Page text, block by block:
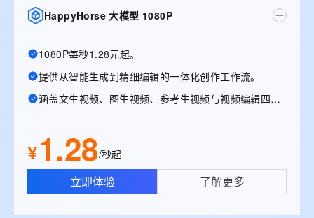
HappyHorse 大模型 1080P
1080P每秒1.28元起。
提供从智能生成到精细编辑的一体化创作工作流。
涵盖文生视频、图生视频、参考生视频与视频编辑四大能力。
¥1.28/秒起
立即体验 了解更多